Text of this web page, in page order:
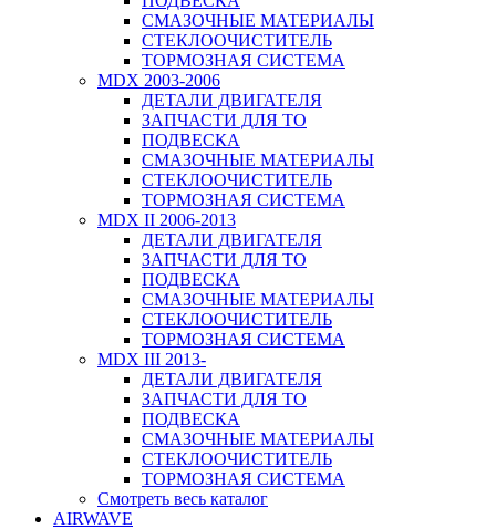
СМАЗОЧНЫЕ МАТЕРИАЛЫ
СТЕКЛООЧИСТИТЕЛЬ
ТОРМОЗНАЯ СИСТЕМА
MDX 2003-2006
ДЕТАЛИ ДВИГАТЕЛЯ
ЗАПЧАСТИ ДЛЯ ТО
ПОДВЕСКА
СМАЗОЧНЫЕ МАТЕРИАЛЫ
СТЕКЛООЧИСТИТЕЛЬ
ТОРМОЗНАЯ СИСТЕМА
MDX II 2006-2013
ДЕТАЛИ ДВИГАТЕЛЯ
ЗАПЧАСТИ ДЛЯ ТО
ПОДВЕСКА
СМАЗОЧНЫЕ МАТЕРИАЛЫ
СТЕКЛООЧИСТИТЕЛЬ
ТОРМОЗНАЯ СИСТЕМА
MDX III 2013-
ДЕТАЛИ ДВИГАТЕЛЯ
ЗАПЧАСТИ ДЛЯ ТО
ПОДВЕСКА
СМАЗОЧНЫЕ МАТЕРИАЛЫ
СТЕКЛООЧИСТИТЕЛЬ
ТОРМОЗНАЯ СИСТЕМА
Смотреть весь каталог
AIRWAVE